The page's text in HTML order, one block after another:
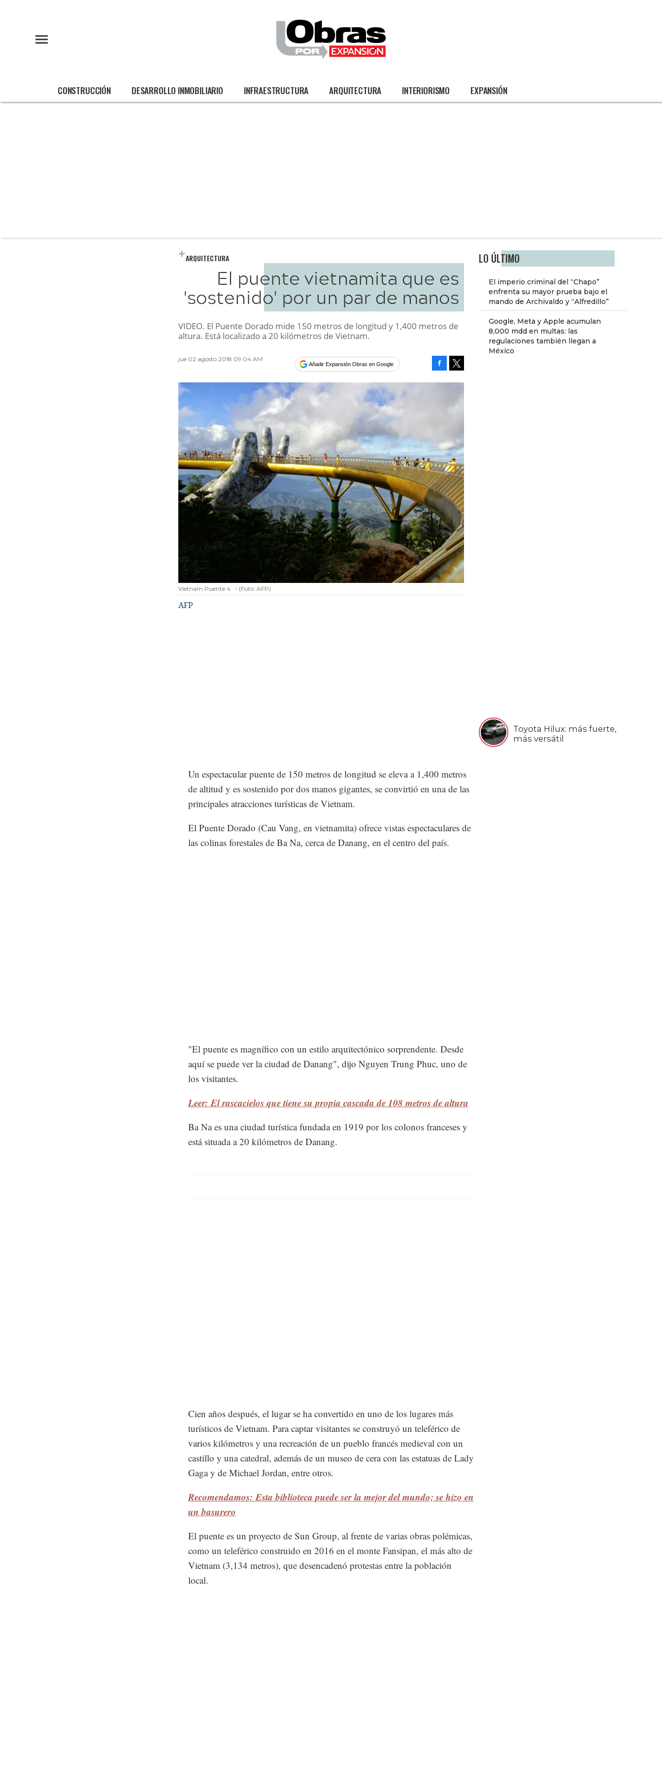
CONSTRUCCIÓN DESARROLLO INMOBILIARIO INFRAESTRUCTURA ARQUITECTURA INTERIORISMO EXPANSIÓN
LO ÚLTIMO
El imperio criminal del “Chapo”
enfrenta su mayor prueba bajo el
mando de Archivaldo y “Alfredillo”
Google, Meta y Apple acumulan
8,000 mdd en multas: las
regulaciones también llegan a
México
Toyota Hilux: más fuerte,
más versátil
ARQUITECTURA
El puente vietnamita que es
'sostenido' por un par de manos
VIDEO. El Puente Dorado mide 150 metros de longitud y 1,400 metros de
altura. Está localizado a 20 kilómetros de Vietnam.
jue 02 agosto 2018 09:04 AM
Añadir Expansión Obras en Google
Vietnam Puente 4 - (Foto: AFP)
AFP
Un espectacular puente de 150 metros de longitud se eleva a 1,400 metros
de altitud y es sostenido por dos manos gigantes, se convirtió en una de las
principales atracciones turísticas de Vietnam.
El Puente Dorado (Cau Vang, en vietnamita) ofrece vistas espectaculares de
las colinas forestales de Ba Na, cerca de Danang, en el centro del país.
"El puente es magnífico con un estilo arquitectónico sorprendente. Desde
aquí se puede ver la ciudad de Danang", dijo Nguyen Trung Phuc, uno de
los visitantes.
Leer: El rascacielos que tiene su propia cascada de 108 metros de altura
Ba Na es una ciudad turística fundada en 1919 por los colonos franceses y
está situada a 20 kilómetros de Danang.
Cien años después, el lugar se ha convertido en uno de los lugares más
turísticos de Vietnam. Para captar visitantes se construyó un teleférico de
varios kilómetros y una recreación de un pueblo francés medieval con un
castillo y una catedral, además de un museo de cera con las estatuas de Lady
Gaga y de Michael Jordan, entre otros.
Recomendamos: Esta biblioteca puede ser la mejor del mundo; se hizo en
un basurero
El puente es un proyecto de Sun Group, al frente de varias obras polémicas,
como un teleférico construido en 2016 en el monte Fansipan, el más alto de
Vietnam (3,134 metros), que desencadenó protestas entre la población
local.